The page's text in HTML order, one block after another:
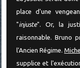
place d'une
"injuste". Or, la
raisonnable. Bruno
l'Ancien Régime.
supplice et